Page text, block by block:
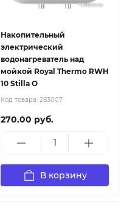
Накопительный
электрический
водонагреватель над
мойкой Royal Thermo RWH
10 Stilla O
Код товара: 283007
270.00 руб.
В корзину